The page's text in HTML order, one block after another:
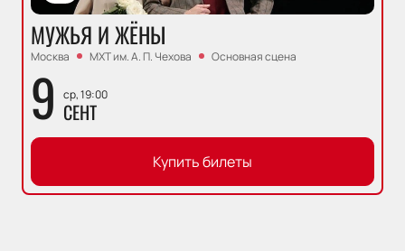
МУЖЬЯ И ЖЁНЫ
Москва МХТ им. А. П. Чехова Основная сцена
9 ср, 19:00
СЕНТ
Купить билеты